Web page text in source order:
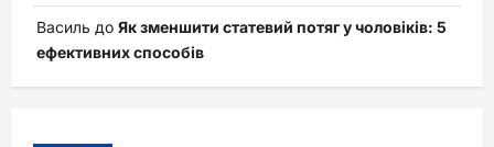
Василь до Як зменшити статевий потяг у чоловіків: 5
ефективних способів